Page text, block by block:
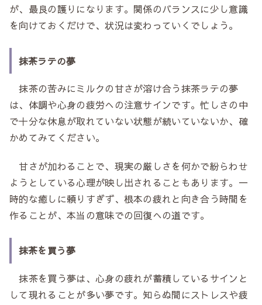
が、最良の護りになります。関係のバランスに少し意識
を向けておくだけで、状況は変わっていくでしょう。
抹茶ラテの夢
抹茶の苦みにミルクの甘さが溶け合う抹茶ラテの夢
は、体調や心身の疲労への注意サインです。忙しさの中
で十分な休息が取れていない状態が続いていないか、確
かめてみてください。
甘さが加わることで、現実の厳しさを何かで紛らわせ
ようとしている心理が映し出されることもあります。一
時的な癒しに頼りすぎず、根本の疲れと向き合う時間を
作ることが、本当の意味での回復への道です。
抹茶を買う夢
抹茶を買う夢は、心身の疲れが蓄積しているサインと
して現れることが多い夢です。知らぬ間にストレスや疲